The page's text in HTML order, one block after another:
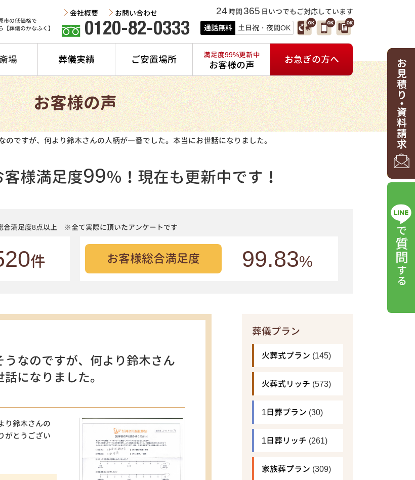
市の低価格で
葬儀のかなふく】
0120-82-0333
24 時間365 日いつでもご対応しています
通話無料 土日祝・夜間OK
会社概要 お問い合わせ
場 葬儀実績 ご安置場所 満足度99%更新中
お客様の声 お急ぎの方へ
お客様の声
のですが、何より鈴木さんの人柄が一番でした。本当にお世話になりました。
客様満足度99％！ 現在も更新中です！
合満足度8点以上 ※全て実際に頂いたアンケートです
件 お客様総合満足度 99.83%
なのですが、何より鈴木さん
になりました。
り鈴木さんの
がとうござい
葬儀プラン
火葬式プラン (145)
火葬式リッチ (573)
1日葬プラン (30)
1日葬リッチ (261)
家族葬プラン (309)